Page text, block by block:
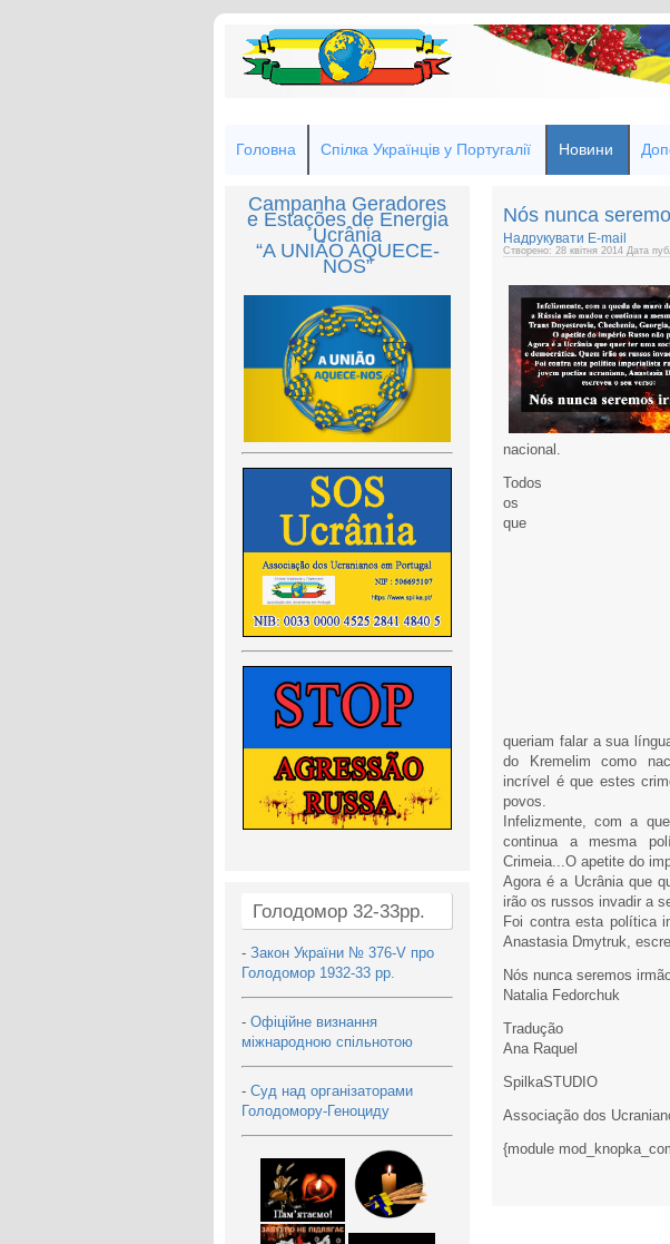
Головна Спілка Українців у Португалії Новини
Campanha Geradores
e Estações de Energia
Ucrânia
“A UNIÃO AQUECE-
NOS”
Голодомор 32-33рр.
- Закон України № 376-V про
Голодомор 1932-33 рр.
- Офіційне визнання
міжнародною спільнотою
- Суд над організаторами
Голодомору-Геноциду
Nós nunca
Надрукувати E-mail
Створено: 28 квітня 2014 Дата
nacional.
Todos
os
que
queriam falar a sua
do Kremelim como
incrível é que estes
povos.
Infelizmente, com a
continua a mesma
Crimeia...O apetite do
Agora é a Ucrânia que
irão os russos invadir a
Foi contra esta política
Anastasia Dmytruk,
Nós nunca seremos
Natalia Fedorchuk
Tradução
Ana Raquel
SpilkaSTUDIO
Associação dos
{module